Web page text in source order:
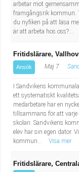
arbetar mot
framgångsrik kommun.
du nyfiken på att läsa
är att arbeta hos oss?...
Fritidslärare,
Ansök Maj 7
I Sandvikens
ett systematiskt
medarbetare har en
tillsammans för att varje
skolan. Sandvikens
elev har sin egen dator.
kommun...
Visa mer
Fritidslärare,